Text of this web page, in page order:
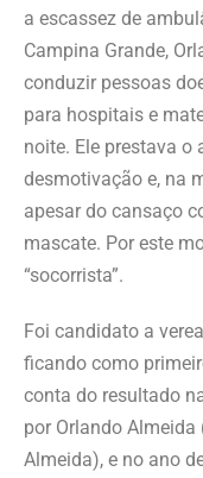
a escassez de
Campina Grande,
conduzir pessoas
para hospitais e
noite. Ele prestava o
desmotivação e, na
apesar do cansaço
mascate. Por este
“socorrista”.
Foi candidato a
ficando como
conta do resultado
por Orlando
Almeida), e no ano